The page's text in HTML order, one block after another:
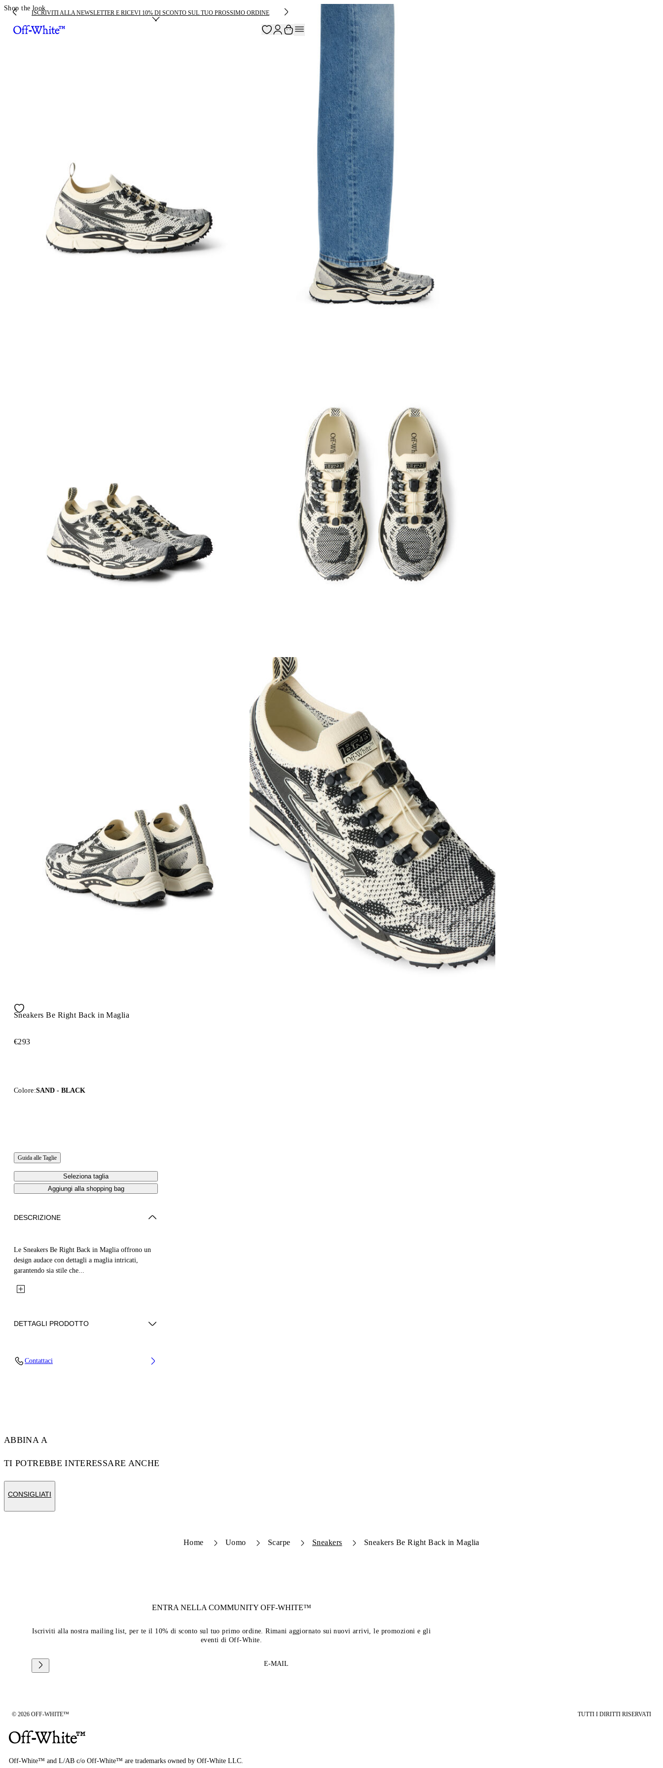
ISCRIVITI ALLA NEWSLETTER E RICEVI 10% DI SCONTO SUL TUO PROSSIMO ORDINE
Shop the look
Sneakers Be Right Back in Maglia
€293
Colore:SAND - BLACK
Guida alle Taglie
Seleziona taglia
Aggiungi alla shopping bag
DESCRIZIONE
Le Sneakers Be Right Back in Maglia offrono un
design audace con dettagli a maglia intricati,
garantendo sia stile che...
DETTAGLI PRODOTTO
100% Rubber, Lining: 100% Polyester
Contattaci
ABBINA A
TI POTREBBE INTERESSARE ANCHE
CONSIGLIATI
Home Uomo Scarpe Sneakers Sneakers Be Right Back in Maglia
ENTRA NELLA COMMUNITY OFF-WHITE™
Iscriviti alla nostra mailing list, per te il 10% di sconto sul tuo primo ordine. Rimani aggiornato sui nuovi arrivi, le promozioni e gli
eventi di Off-White.
E-MAIL
© 2026 OFF-WHITE™ TUTTI I DIRITTI RISERVATI
Off-White™ and L/AB c/o Off-White™ are trademarks owned by Off-White LLC.